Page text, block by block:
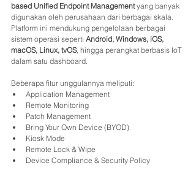
based Unified Endpoint Management yang banyak
digunakan oleh perusahaan dari berbagai skala.
Platform ini mendukung pengelolaan berbagai
sistem operasi seperti Android, Windows, iOS,
macOS, Linux, tvOS, hingga perangkat berbasis IoT
dalam satu dashboard.
Beberapa fitur unggulannya meliputi:
Application Management
Remote Monitoring
Patch Management
Bring Your Own Device (BYOD)
Kiosk Mode
Remote Lock & Wipe
Device Compliance & Security Policy